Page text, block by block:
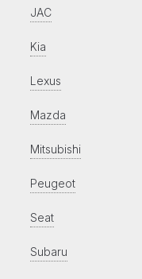
JAC
Kia
Lexus
Mazda
Mitsubishi
Peugeot
Seat
Subaru